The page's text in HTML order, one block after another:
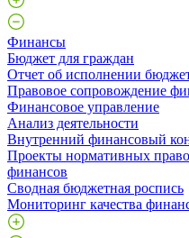
Финансы
Бюджет для граждан
Отчет об исполнении
Правовое сопровождение
Финансовое управление
Анализ деятельности
Внутренний финансовый
Проекты нормативных
финансов
Сводная бюджетная роспись
Мониторинг качества